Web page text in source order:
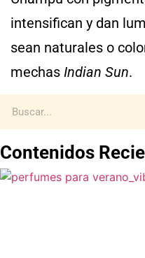
intensifican y dan
sean naturales o
mechas Indian Sun.
Contenidos